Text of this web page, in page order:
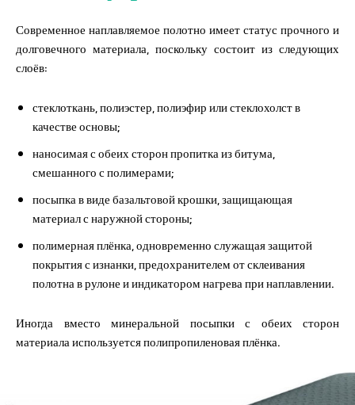
Современное наплавляемое полотно имеет статус прочного и
долговечного материала, поскольку состоит из следующих
слоёв:
стеклоткань, полиэстер, полиэфир или стеклохолст в
качестве основы;
наносимая с обеих сторон пропитка из битума,
смешанного с полимерами;
посыпка в виде базальтовой крошки, защищающая
материал с наружной стороны;
полимерная плёнка, одновременно служащая защитой
покрытия с изнанки, предохранителем от склеивания
полотна в рулоне и индикатором нагрева при наплавлении.
Иногда вместо минеральной посыпки с обеих сторон
материала используется полипропиленовая плёнка.